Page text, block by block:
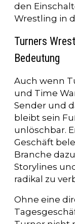
den
Wrestling in
Turners
Bedeutung
Auch wenn
und Time
Sender und
bleibt sein
unlöschbar.
Geschäft
Branche
Storylines
radikal zu
Ohne eine